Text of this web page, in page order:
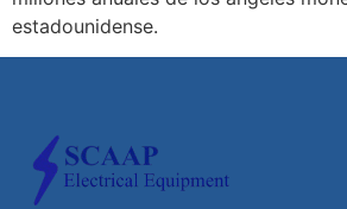
estadounidense.